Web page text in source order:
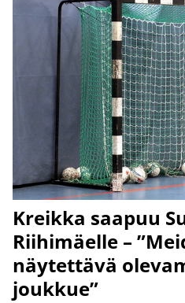
Kreikka saapuu
Riihimäelle –
näytettävä
joukkue”